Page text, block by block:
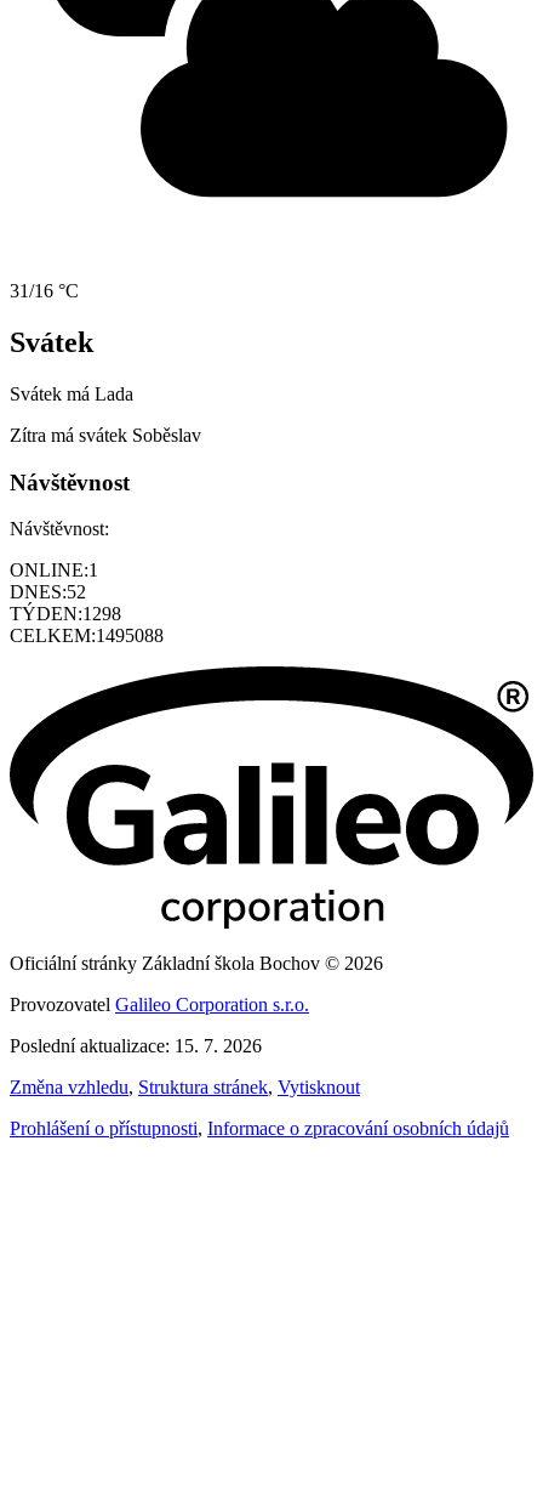
31/16 °C
Svátek
Svátek má Lada
Zítra má svátek Soběslav
Návštěvnost
Návštěvnost:
ONLINE:1
DNES:52
TÝDEN:1298
CELKEM:1495088
Oficiální stránky Základní škola Bochov © 2026
Provozovatel Galileo Corporation s.r.o.
Poslední aktualizace: 15. 7. 2026
Změna vzhledu, Struktura stránek, Vytisknout
Prohlášení o přístupnosti, Informace o zpracování osobních údajů